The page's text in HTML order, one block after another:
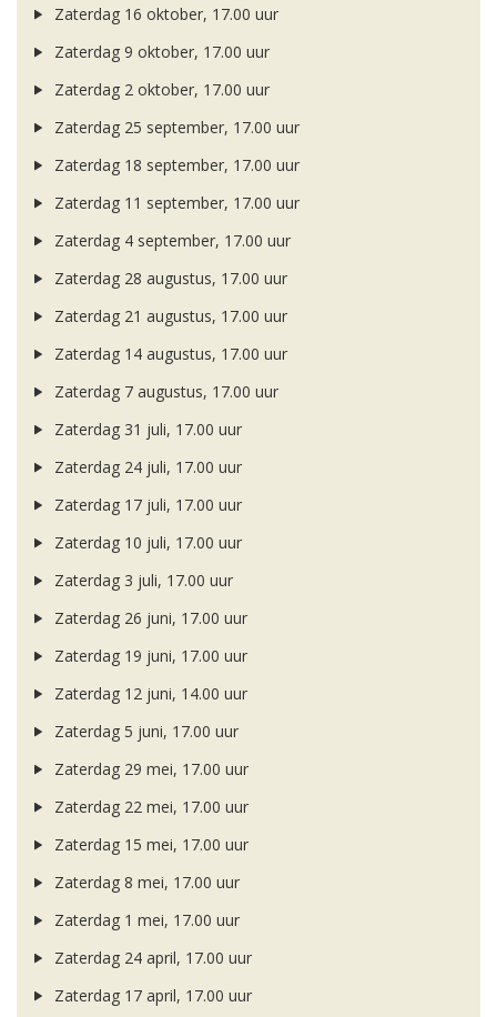
Zaterdag 16 oktober, 17.00 uur
Zaterdag 9 oktober, 17.00 uur
Zaterdag 2 oktober, 17.00 uur
Zaterdag 25 september, 17.00 uur
Zaterdag 18 september, 17.00 uur
Zaterdag 11 september, 17.00 uur
Zaterdag 4 september, 17.00 uur
Zaterdag 28 augustus, 17.00 uur
Zaterdag 21 augustus, 17.00 uur
Zaterdag 14 augustus, 17.00 uur
Zaterdag 7 augustus, 17.00 uur
Zaterdag 31 juli, 17.00 uur
Zaterdag 24 juli, 17.00 uur
Zaterdag 17 juli, 17.00 uur
Zaterdag 10 juli, 17.00 uur
Zaterdag 3 juli, 17.00 uur
Zaterdag 26 juni, 17.00 uur
Zaterdag 19 juni, 17.00 uur
Zaterdag 12 juni, 14.00 uur
Zaterdag 5 juni, 17.00 uur
Zaterdag 29 mei, 17.00 uur
Zaterdag 22 mei, 17.00 uur
Zaterdag 15 mei, 17.00 uur
Zaterdag 8 mei, 17.00 uur
Zaterdag 1 mei, 17.00 uur
Zaterdag 24 april, 17.00 uur
Zaterdag 17 april, 17.00 uur